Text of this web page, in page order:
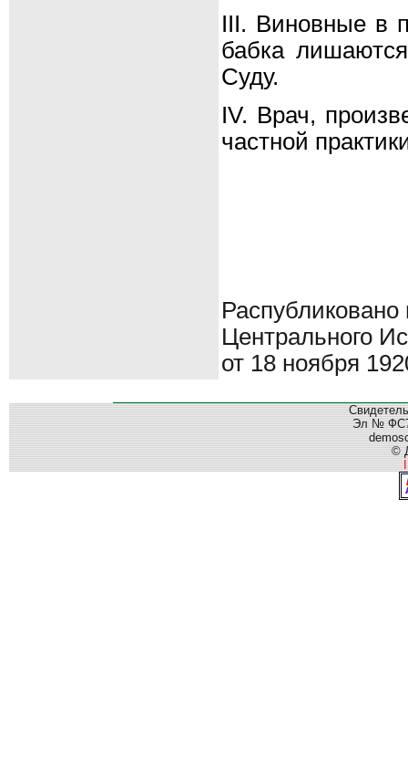
III. Виновные в
бабка
Суду.
IV. Врач,
частной
Центрального
от 18 ноября
Эл №
©